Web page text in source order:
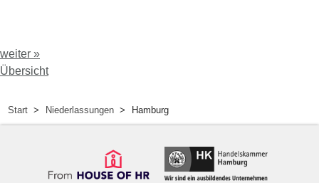
weiter »
Übersicht
Start Niederlassungen Hamburg